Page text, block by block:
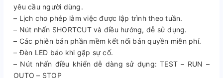
yêu cầu người dùng.
– Lịch cho phép làm việc được lập trình theo tuần.
– Nút nhấn SHORTCUT và điều hướng, dễ sử dụng.
– Các phiên bản phần mềm kết nối bản quyền miễn phí.
– Đèn LED báo khi gặp sự cố.
– Nút nhấn điều khiển dễ dàng sử dụng: TEST – RUN –
OUTO – STOP